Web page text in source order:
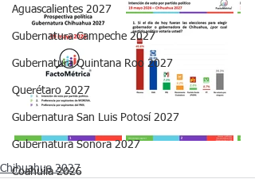
Aguascalientes 2027
Gubernatura Campeche 2027
Gubernatura Quintana Roo 2027
Querétaro 2027
Gubernatura San Luis Potosí 2027
Gubernatura Sonora 2027
Coahuila 2026
Chihuahua 2027